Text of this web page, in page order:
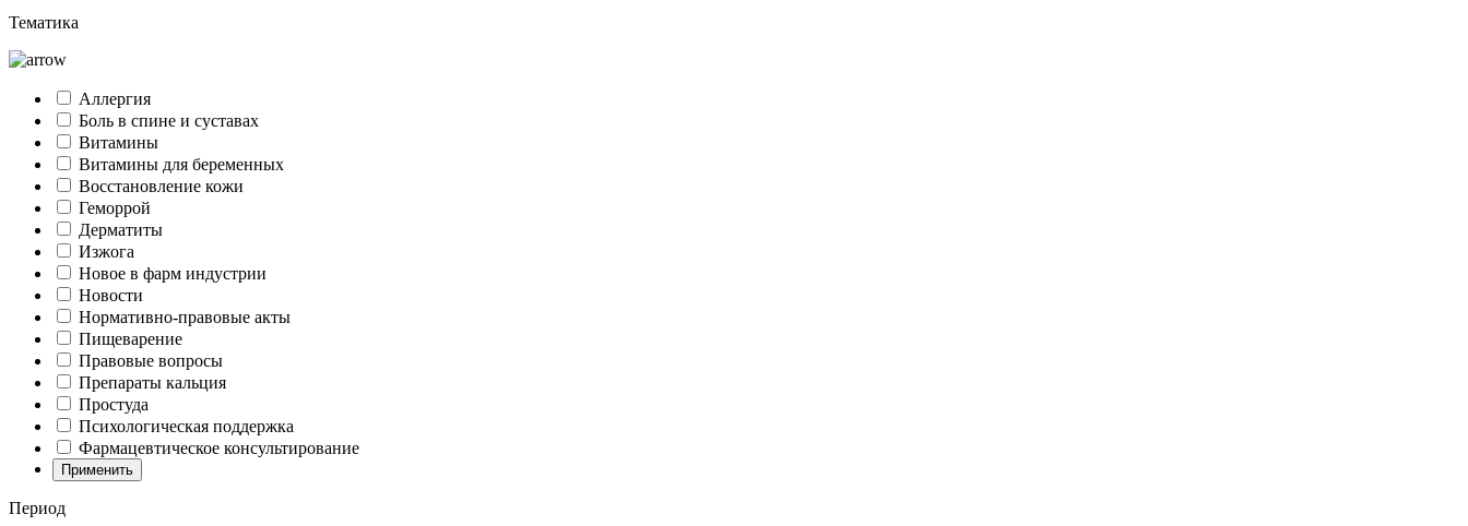
Тематика
Аллергия
Боль в спине и суставах
Витамины
Витамины для беременных
Восстановление кожи
Геморрой
Дерматиты
Изжога
Новое в фарм индустрии
Новости
Нормативно-правовые акты
Пищеварение
Правовые вопросы
Препараты кальция
Простуда
Психологическая поддержка
Фармацевтическое консультирование
Применить
Период